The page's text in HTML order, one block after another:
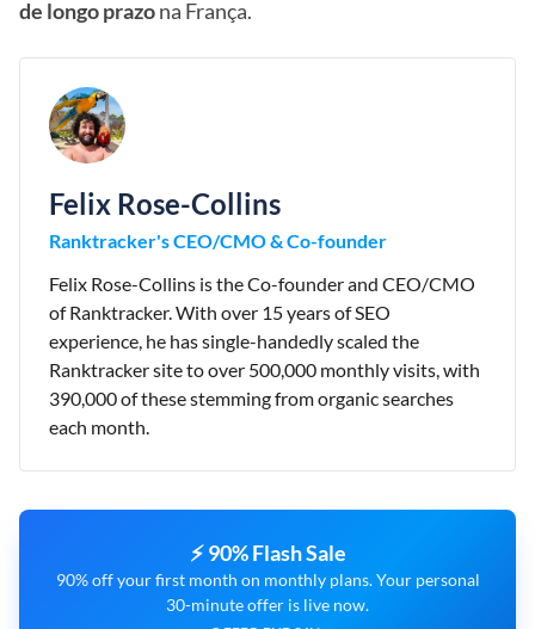
de longo prazona França.
Felix Rose-Collins
Ranktracker's CEO/CMO & Co-founder
Felix Rose-Collins is the Co-founder and CEO/CMO
of Ranktracker. With over 15 years of SEO
experience, he has single-handedly scaled the
Ranktracker site to over 500,000 monthly visits, with
390,000 of these stemming from organic searches
each month.
⚡ 90% Flash Sale
90% off your first month on monthly plans. Your personal
30-minute offer is live now.